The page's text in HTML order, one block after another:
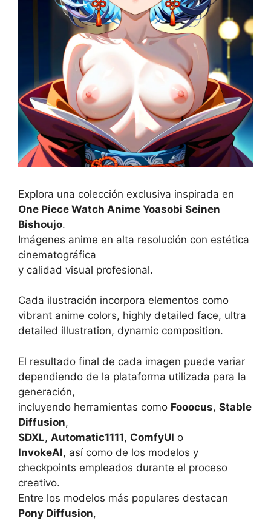
Explora una colección exclusiva inspirada en
One Piece Watch Anime Yoasobi Seinen
Bishoujo.
Imágenes anime en alta resolución con estética
cinematográfica
y calidad visual profesional.
Cada ilustración incorpora elementos como
vibrant anime colors, highly detailed face, ultra
detailed illustration, dynamic composition.
El resultado final de cada imagen puede variar
dependiendo de la plataforma utilizada para la
generación,
incluyendo herramientas como Fooocus, Stable
Diffusion,
SDXL, Automatic1111, ComfyUI o
InvokeAI, así como de los modelos y
checkpoints empleados durante el proceso
creativo.
Entre los modelos más populares destacan
Pony Diffusion,